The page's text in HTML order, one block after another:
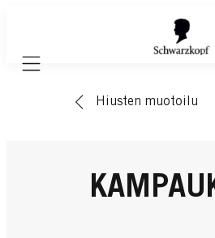
Mobile navigation
Hiusten muotoilu